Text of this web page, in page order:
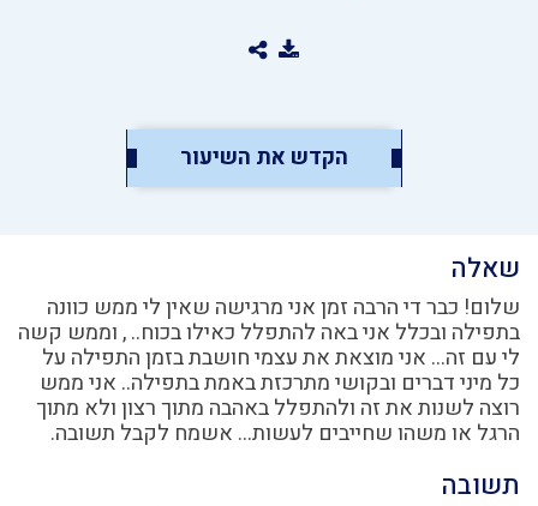
הקדש את השיעור
שאלה
שלום! כבר די הרבה זמן אני מרגישה שאין לי ממש כוונה
בתפילה ובכלל אני באה להתפלל כאילו בכוח.. , וממש קשה
לי עם זה... אני מוצאת את עצמי חושבת בזמן התפילה על
כל מיני דברים ובקושי מתרכזת באמת בתפילה.. אני ממש
רוצה לשנות את זה ולהתפלל באהבה מתוך רצון ולא מתוך
הרגל או משהו שחייבים לעשות... אשמח לקבל תשובה.
תשובה